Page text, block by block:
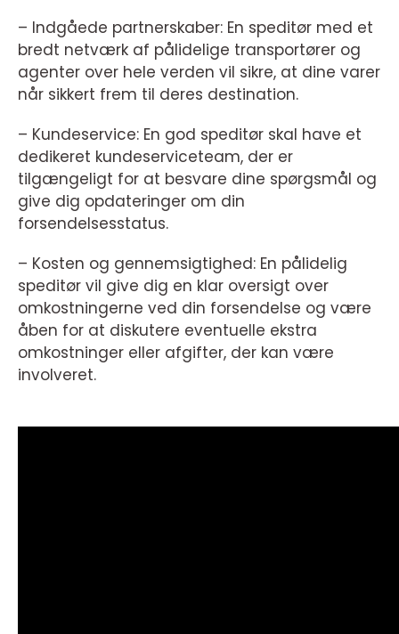
– Indgåede partnerskaber: En speditør med et
bredt netværk af pålidelige transportører og
agenter over hele verden vil sikre, at dine varer
når sikkert frem til deres destination.
– Kundeservice: En god speditør skal have et
dedikeret kundeserviceteam, der er
tilgængeligt for at besvare dine spørgsmål og
give dig opdateringer om din
forsendelsesstatus.
– Kosten og gennemsigtighed: En pålidelig
speditør vil give dig en klar oversigt over
omkostningerne ved din forsendelse og være
åben for at diskutere eventuelle ekstra
omkostninger eller afgifter, der kan være
involveret.